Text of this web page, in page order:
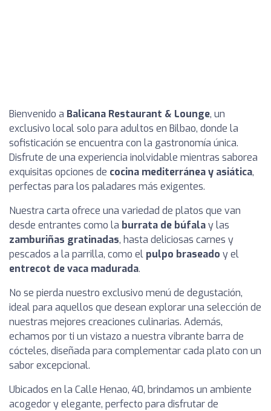
Bienvenido a Balicana Restaurant & Lounge, un
exclusivo local solo para adultos en Bilbao, donde la
sofisticación se encuentra con la gastronomía única.
Disfrute de una experiencia inolvidable mientras saborea
exquisitas opciones de cocina mediterránea y asiática,
perfectas para los paladares más exigentes.
Nuestra carta ofrece una variedad de platos que van
desde entrantes como la burrata de búfalay las
zamburiñas gratinadas, hasta deliciosas carnes y
pescados a la parrilla, como el pulpo braseado y el
entrecot de vaca madurada.
No se pierda nuestro exclusivo menú de degustación,
ideal para aquellos que desean explorar una selección de
nuestras mejores creaciones culinarias. Además,
echamos por ti un vistazo a nuestra vibrante barra de
cócteles, diseñada para complementar cada plato con un
sabor excepcional.
Ubicados en la Calle Henao, 40, brindamos un ambiente
acogedor y elegante, perfecto para disfrutar de